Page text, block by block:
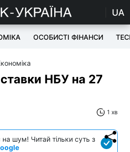
UA
ОСОБИСТІ ФІНАНСИ
НБУ на 27
1 хв
шум! Читай тільки суть з